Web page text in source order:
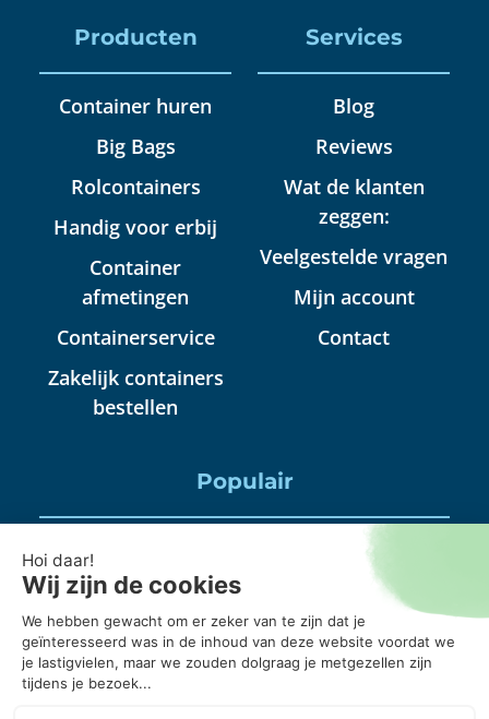
Producten
Container huren
Big Bags
Rolcontainers
Handig voor erbij
Container
afmetingen
Containerservice
Zakelijk containers
bestellen
Services
Blog
Reviews
Wat de klanten
zeggen:
Veelgestelde vragen
Mijn account
Contact
Populair
Huisraad container huren
Puinbak huren, mag daar alles in?
20 kuub container, wanneer gebruik je die?